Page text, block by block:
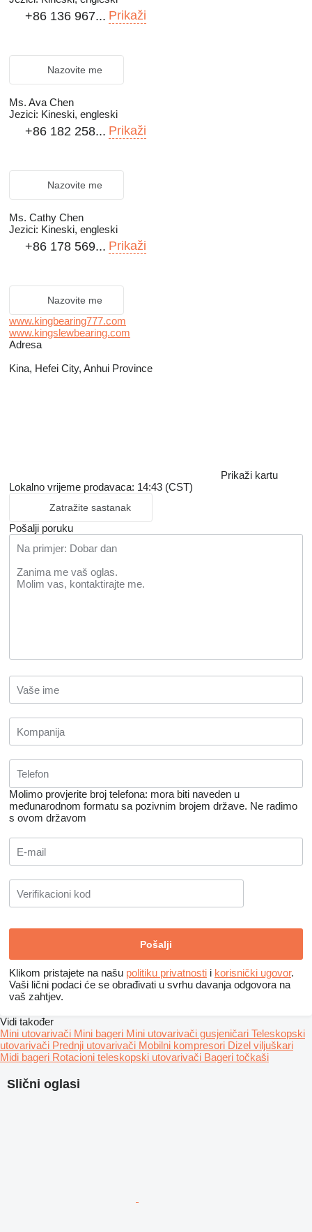
+86 136 967... Prikaži
Nazovite me
Ms. Ava Chen
Jezici: Kineski, engleski
+86 182 258... Prikaži
Nazovite me
Ms. Cathy Chen
Jezici: Kineski, engleski
+86 178 569... Prikaži
Nazovite me
www.kingbearing777.com
www.kingslewbearing.com
Adresa
Kina, Hefei City, Anhui Province
Prikaži kartu
Lokalno vrijeme prodavaca: 14:43 (CST)
Zatražite sastanak
Pošalji poruku
Molimo provjerite broj telefona: mora biti naveden u
međunarodnom formatu sa pozivnim brojem države. Ne radimo
s ovom državom
Klikom pristajete na našu politiku privatnosti i korisnički ugovor.
Vaši lični podaci će se obrađivati ​​u svrhu davanja odgovora na
vaš zahtjev.
Slični oglasi
Vidi također
Mini utovarivači Mini bageri Mini utovarivači gusjeničari Teleskopski
utovarivači Prednji utovarivači Mobilni kompresori Dizel viljuškari
Midi bageri Rotacioni teleskopski utovarivači Bageri točkaši